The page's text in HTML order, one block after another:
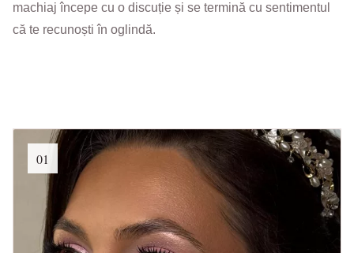
machiaj începe cu o discuție și se termină cu sentimentul
că te recunoști în oglindă.
01